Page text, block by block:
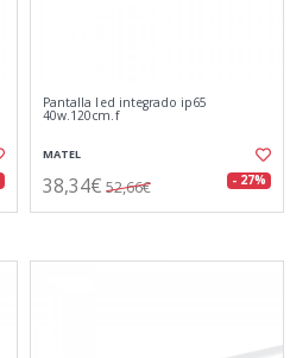
Pantalla led integrado ip65
40w.120cm.f
MATEL
38,34€ 52,66€ - 27%